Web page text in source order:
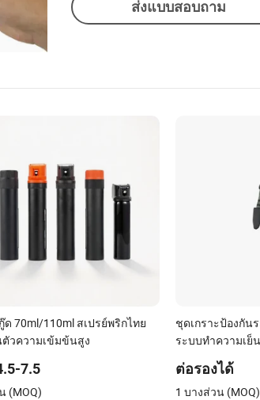
ส่งแบบสอบถาม
ด 70ml/110ml สเปรย์พริกไทย
วความเข้มข้นสูง
7.5
(MOQ)
ชุดเกราะป้องกัน
ระบบทำความเ
ระบบสื่อสาร
ต่อรองได้
1 บางส่วน (MOQ)